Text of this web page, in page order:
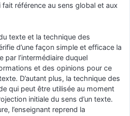
référence au sens global et aux
texte et la technique des
d’une façon simple et efficace la
par l’intermédiaire duquel
et des opinions pour ce
D’autant plus, la technique des
qui peut être utilisée au moment
initiale du sens d’un texte.
l’enseignant reprend la